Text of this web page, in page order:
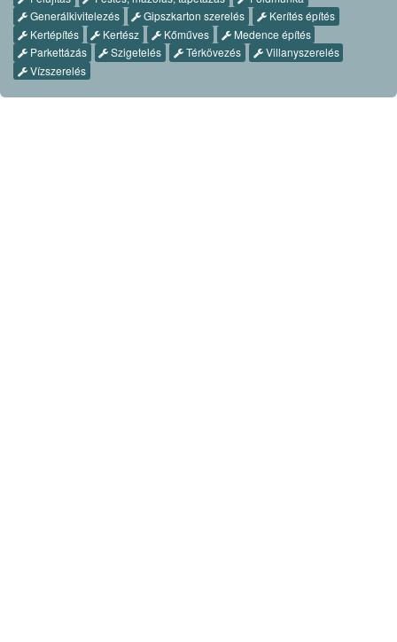
Generálkivitelezés
Gipszkarton szerelés
Kerítés építés
Kertépítés
Kertész Kőműves
Medence építés
Parkettázás
Szigetelés Térkövezés
Villanyszerelés
Vízszerelés